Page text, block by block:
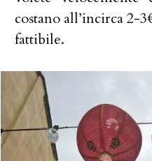
costano all’incirca 2-
fattibile.